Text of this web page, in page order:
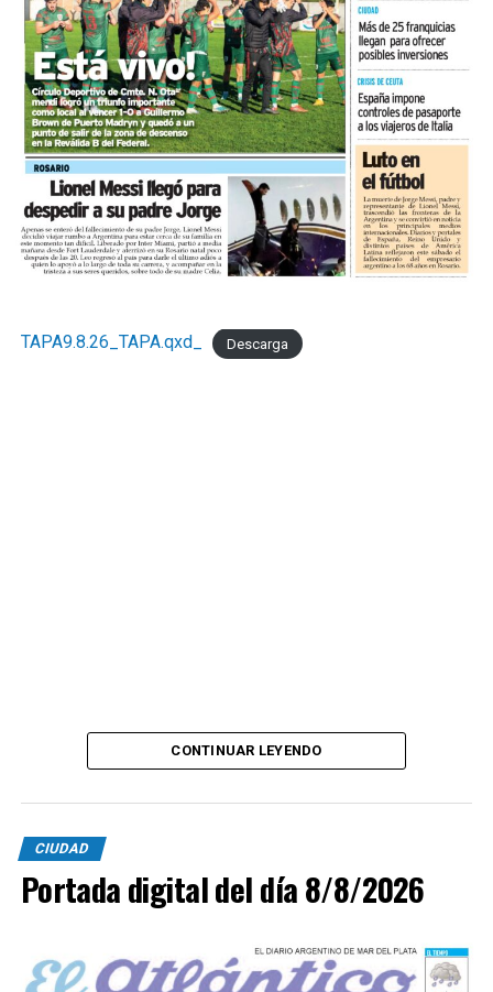
TAPA9.8.26_TAPA.qxd_ Descarga
CONTINUAR LEYENDO
CIUDAD
Portada digital del día 8/8/2026